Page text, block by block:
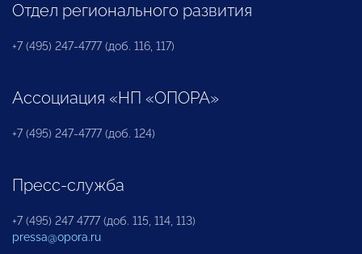
Отдел регионального развития
+7 (495) 247-4777 (доб. 116, 117)
Ассоциация «НП «ОПОРА»
+7 (495) 247-4777 (доб. 124)
Пресс-служба
+7 (495) 247 4777 (доб. 115, 114, 113)
pressa@opora.ru